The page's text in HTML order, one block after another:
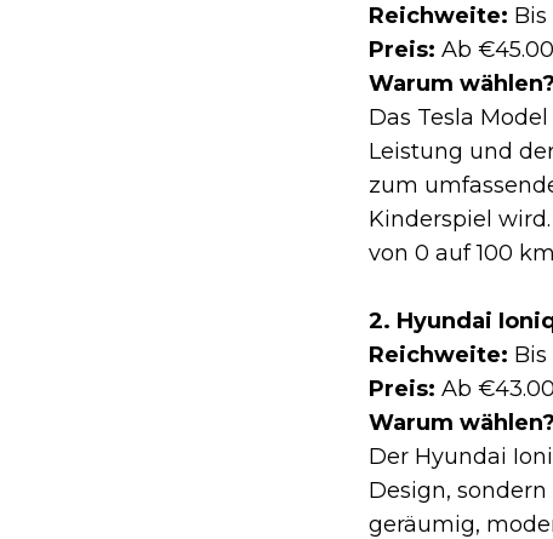
Reichweite:
Preis: Ab
Warum wählen?
Das Tesla
Leistung und
zum
Kinderspiel
von 0 auf 100
2. Hyundai
Reichweite:
Preis: Ab
Warum wählen?
Der Hyundai
Design,
geräumig,